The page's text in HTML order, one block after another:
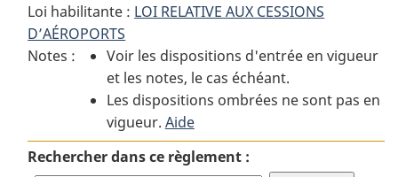
Règlement
la
protection
des
pensions
des
employés
:
sur
la
protection
des
pensions
des
:
sur
la
protection
pensions
des
Loi habilitante : LOI RELATIVE AUX CESSIONS
D’AÉROPORTS
Notes :
Voir les dispositions d'entrée en vigueur
et les notes, le cas échéant.
Les dispositions ombrées ne sont pas en
vigueur. Aide
Rechercher dans ce règlement :